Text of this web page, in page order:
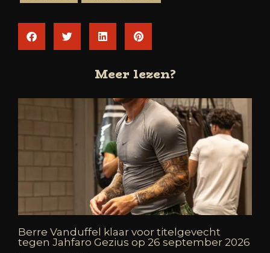
Meer lezen?
Berre Vanduffel klaar voor titelgevecht
tegen Jahfaro Gezius op 26 september 2026